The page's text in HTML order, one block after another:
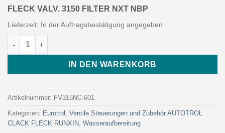
FLECK VALV. 3150 FILTER NXT NBP
Lieferzeit: In der Auftragsbestätigung angegeben
FLECK VALV. 3150 FILTER NXT NBP (Art. FV315NC-601 -
IN DEN WARENKORB
Artikelnummer: FV315NC-601
Kategorien: Eurotrol , Ventile Steuerungen und Zubehör AUTOTROL
CLACK FLECK RUNXIN, Wasseraufbereitung